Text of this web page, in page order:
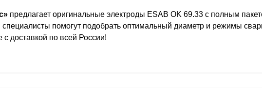
предлагает оригинальные электроды ESAB OK 69.33 с полным
помогут подобрать оптимальный диаметр и режимы
доставкой по всей России!